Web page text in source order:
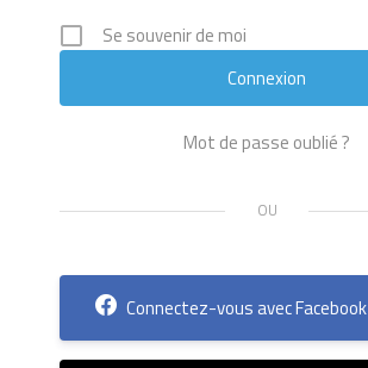
Se souvenir de moi
Mot de passe oublié ?
Connectez-vous avec Facebook